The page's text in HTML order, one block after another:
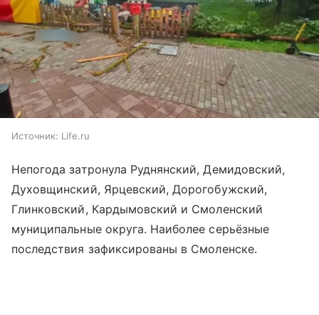
Источник: Life.ru
Непогода затронула Руднянский, Демидовский,
Духовщинский, Ярцевский, Дорогобужский,
Глинковский, Кардымовский и Смоленский
муниципальные округа. Наиболее серьёзные
последствия зафиксированы в Смоленске.